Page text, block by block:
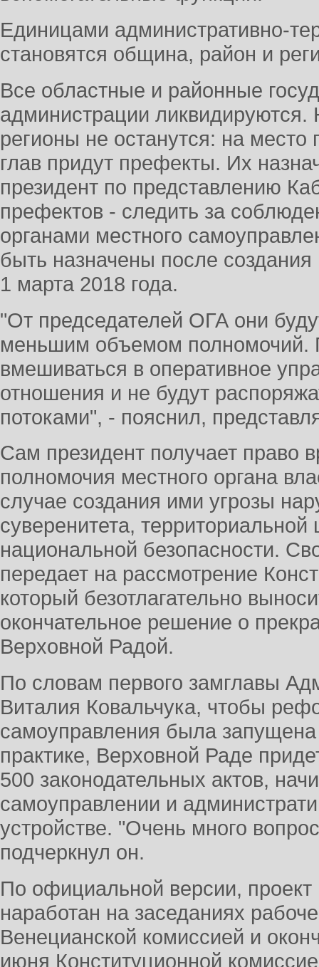
Единицами административно-
становятся община, район и
Все областные и районные
администрации ликвидируются.
регионы не останутся: на место
глав придут префекты. Их
президент по представлению
префектов - следить за
органами местного
быть назначены после
1 марта 2018 года.
"От председателей ОГА они
меньшим объемом полномочий.
вмешиваться в оперативное
отношения и не будут
потоками", - пояснил,
Сам президент получает право
полномочия местного органа
случае создания ими угрозы
суверенитета, территориальной
национальной безопасности.
передает на рассмотрение
который безотлагательно
окончательное решение о
Верховной Радой.
По словам первого замглавы
Виталия Ковальчука, чтобы
самоуправления была
практике, Верховной Раде
500 законодательных актов,
самоуправлении и
устройстве. "Очень много
подчеркнул он.
По официальной версии,
наработан на заседаниях
Венецианской комиссией и
июня Конституционной